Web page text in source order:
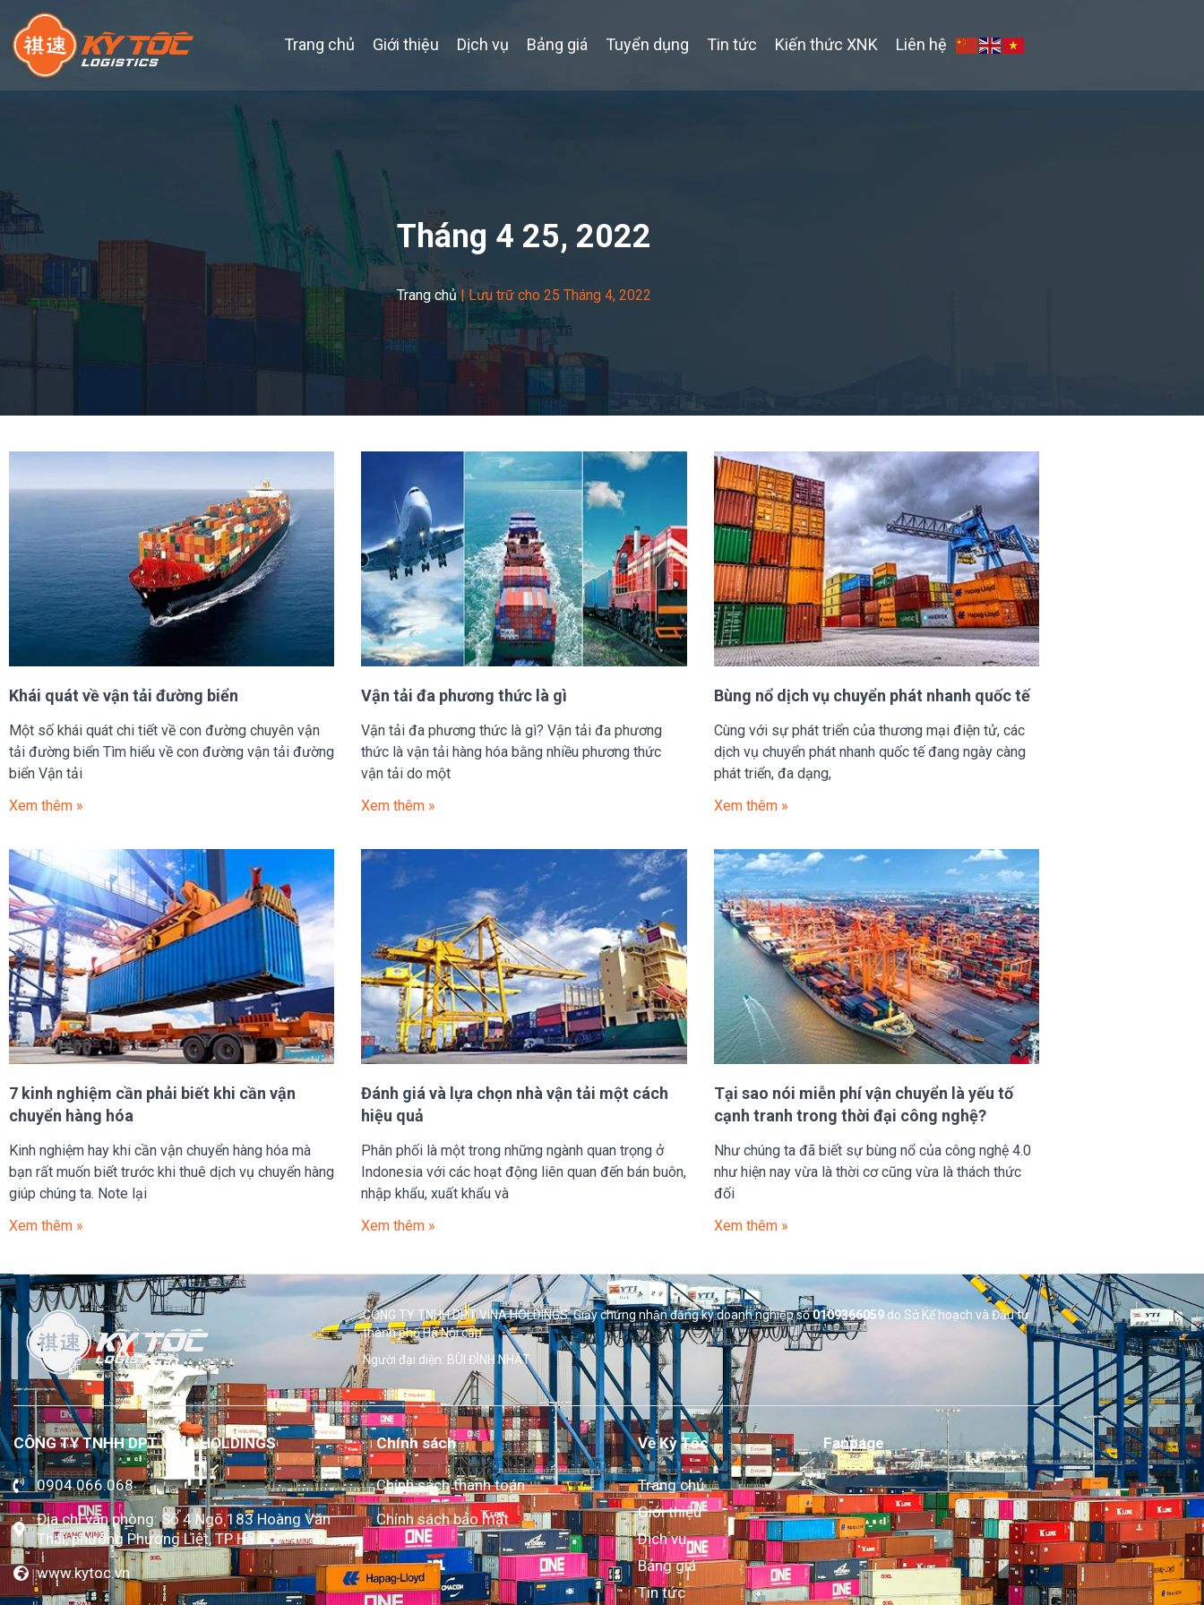
Trang chủ Giới thiệu Dịch vụ Bảng giá Tuyển dụng Tin tức Kiến thức XNK Liên hệ
Tháng 4 25, 2022
Trang chủ|Lưu trữ cho 25 Tháng 4, 2022
Khái quát về vận tải đường biển
Một số khái quát chi tiết về con đường chuyên vận
tải đường biển Tìm hiểu về con đường vận tải đường
biển Vận tải
Xem thêm »
Vận tải đa phương thức là gì
Vận tải đa phương thức là gì? Vận tải đa phương
thức là vận tải hàng hóa bằng nhiều phương thức
vận tải do một
Xem thêm »
Bùng nổ dịch vụ chuyển phát nhanh quốc tế
Cùng với sự phát triển của thương mại điện tử, các
dịch vụ chuyển phát nhanh quốc tế đang ngày càng
phát triển, đa dạng,
Xem thêm »
7 kinh nghiệm cần phải biết khi cần vận
chuyển hàng hóa
Kinh nghiệm hay khi cần vận chuyển hàng hóa mà
bạn rất muốn biết trước khi thuê dịch vụ chuyển hàng
giúp chúng ta. Note lại
Xem thêm »
Đánh giá và lựa chọn nhà vận tải một cách
hiệu quả
Phân phối là một trong những ngành quan trọng ở
Indonesia với các hoạt động liên quan đến bán buôn,
nhập khẩu, xuất khẩu và
Xem thêm »
Tại sao nói miễn phí vận chuyển là yếu tố
cạnh tranh trong thời đại công nghệ?
Như chúng ta đã biết sự bùng nổ của công nghệ 4.0
như hiện nay vừa là thời cơ cũng vừa là thách thức
đối
Xem thêm »
CÔNG TY TNHH DPT VINA HOLDINGS. Giấy chứng nhận đăng ký doanh nghiệp số0109366059do SởKế hoạch và Đầu tư
thành phố Hà Nội cấp.
Người đại diện: BÙI ĐÌNH NHẬT
CÔNG TY TNHH DPT VINA HOLDINGS
0904.066.068
Địa chỉ văn phòng: Số 4 Ngõ 183 Hoàng Văn
Thái, phường Phương Liệt, TP Hà Nội
www.kytoc.vn
Chính sách
Chính sách thanh toán
Chính sách bảo mật
Về Kỳ Tốc
Trang chủ
Giới thiệu
Dịch vụ
Bảng giá
Tin tức
Fanpage